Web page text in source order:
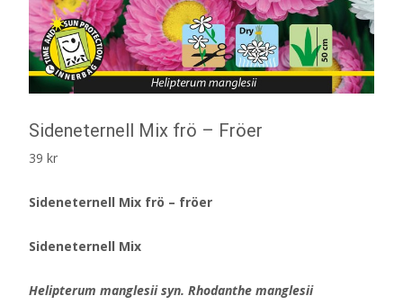
Sideneternell Mix frö – Fröer
39 kr
Sideneternell Mix frö – fröer
Sideneternell Mix
Helipterum manglesii syn. Rhodanthe manglesii